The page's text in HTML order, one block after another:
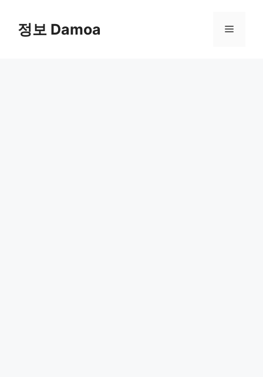
content정보 Damoa Menu